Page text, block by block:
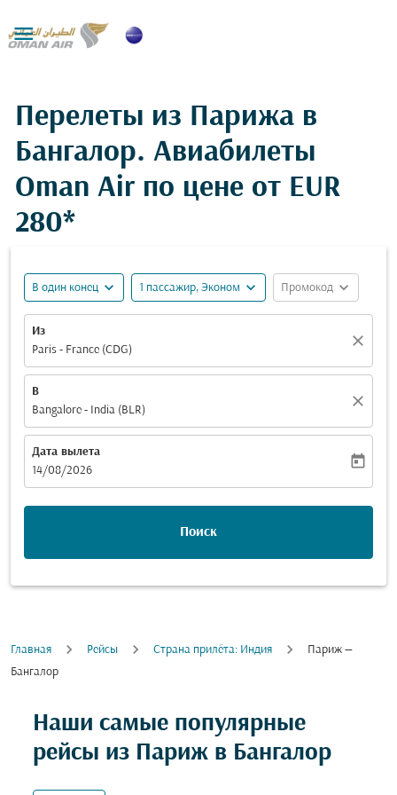

Перелеты из Парижа в
Бангалор. Авиабилеты
Oman Air по цене от EUR
280*
В один конец expand_more 1 пассажир, Эконом expand_more Промокод expand_more
Из
Paris - France (CDG)
close
В
Bangalore - India (BLR)
close
Дата вылета
fc-booking-departure-date-aria-label
14/08/2026
today
Поиск
Главная Рейсы Cтрана прилёта: Индия
Париж —
Бангалор
Наши самые популярные
рейсы из Париж в Бангалор